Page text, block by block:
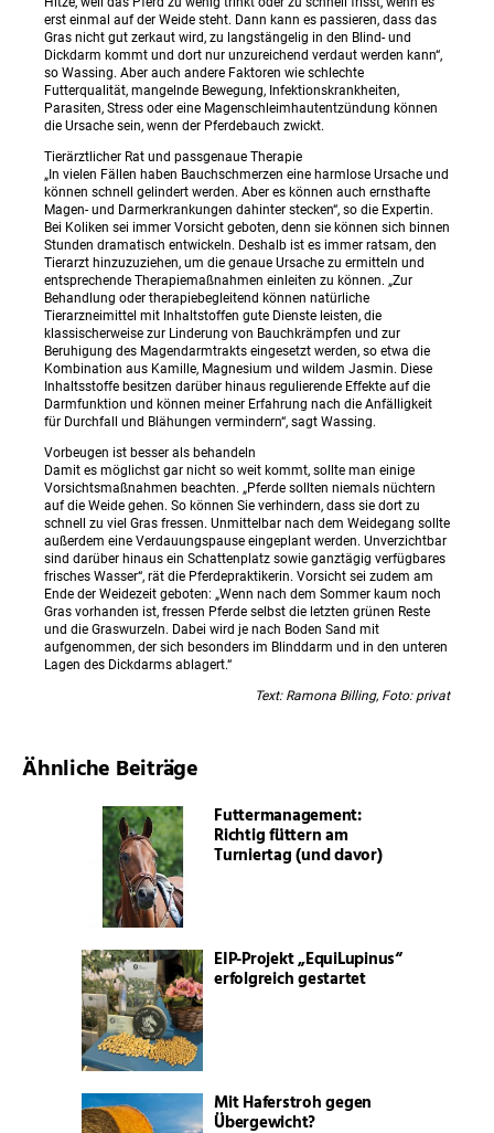
erst einmal auf der Weide steht. Dann kann es passieren, dass das
Gras nicht gut zerkaut wird, zu langstängelig in den Blind- und
Dickdarm kommt und dort nur unzureichend verdaut werden kann“,
so Wassing. Aber auch andere Faktoren wie schlechte
Futterqualität, mangelnde Bewegung, Infektionskrankheiten,
Parasiten, Stress oder eine Magenschleimhautentzündung können
die Ursache sein, wenn der Pferdebauch zwickt.
Tierärztlicher Rat und passgenaue Therapie
„In vielen Fällen haben Bauchschmerzen eine harmlose Ursache und
können schnell gelindert werden. Aber es können auch ernsthafte
Magen- und Darmerkrankungen dahinter stecken“, so die Expertin.
Bei Koliken sei immer Vorsicht geboten, denn sie können sich binnen
Stunden dramatisch entwickeln. Deshalb ist es immer ratsam, den
Tierarzt hinzuzuziehen, um die genaue Ursache zu ermitteln und
entsprechende Therapiemaßnahmen einleiten zu können. „Zur
Behandlung oder therapiebegleitend können natürliche
Tierarzneimittel mit Inhaltstoffen gute Dienste leisten, die
klassischerweise zur Linderung von Bauchkrämpfen und zur
Beruhigung des Magendarmtrakts eingesetzt werden, so etwa die
Kombination aus Kamille, Magnesium und wildem Jasmin. Diese
Inhaltsstoffe besitzen darüber hinaus regulierende Effekte auf die
Darmfunktion und können meiner Erfahrung nach die Anfälligkeit
für Durchfall und Blähungen vermindern“, sagt Wassing.
Vorbeugen ist besser als behandeln
Damit es möglichst gar nicht so weit kommt, sollte man einige
Vorsichtsmaßnahmen beachten. „Pferde sollten niemals nüchtern
auf die Weide gehen. So können Sie verhindern, dass sie dort zu
schnell zu viel Gras fressen. Unmittelbar nach dem Weidegang sollte
außerdem eine Verdauungspause eingeplant werden. Unverzichtbar
sind darüber hinaus ein Schattenplatz sowie ganztägig verfügbares
frisches Wasser“, rät die Pferdepraktikerin. Vorsicht sei zudem am
Ende der Weidezeit geboten: „Wenn nach dem Sommer kaum noch
Gras vorhanden ist, fressen Pferde selbst die letzten grünen Reste
und die Graswurzeln. Dabei wird je nach Boden Sand mit
aufgenommen, der sich besonders im Blinddarm und in den unteren
Lagen des Dickdarms ablagert.“
Text: Ramona Billing, Foto: privat
Ähnliche Beiträge
Futtermanagement:
Richtig füttern am
Turniertag (und davor)
EIP-Projekt „EquiLupinus“
erfolgreich gestartet
Mit Haferstroh gegen
Übergewicht?